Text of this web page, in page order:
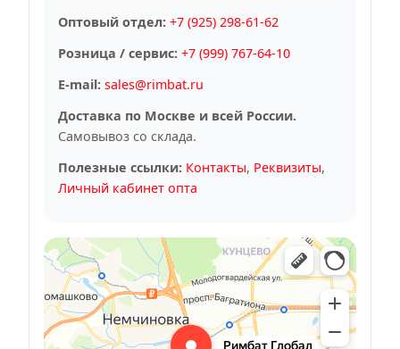
Оптовый отдел: +7 (925) 298-61-62
Розница / сервис: +7 (999) 767-64-10
E-mail: sales@rimbat.ru
Доставка по Москве и всей России.
Самовывоз со склада.
Полезные ссылки: Контакты, Реквизиты,
Личный кабинет опта